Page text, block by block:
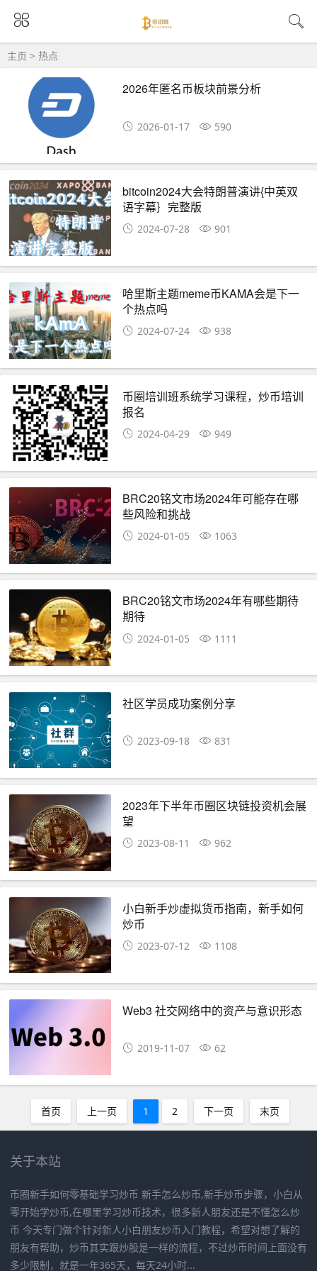
主页 > 热点
2026年匿名币板块前景分析
2026-01-17 590
bitcoin2024大会特朗普演讲{中英双
语字幕｝完整版
2024-07-28 901
哈里斯主题meme币KAMA会是下一
个热点吗
2024-07-24 938
币圈培训班系统学习课程，炒币培训
报名
2024-04-29 949
BRC20铭文市场2024年可能存在哪
些风险和挑战
2024-01-05 1063
BRC20铭文市场2024年有哪些期待
期待
2024-01-05 1111
社区学员成功案例分享
2023-09-18 831
2023年下半年币圈区块链投资机会展
望
2023-08-11 962
小白新手炒虚拟货币指南，新手如何
炒币
2023-07-12 1108
Web3 社交网络中的资产与意识形态
2019-11-07 62
首页 上一页 1 2 下一页 末页
关于本站
币圈新手如何零基础学习炒币 新手怎么炒币,新手炒币步骤，小白从
零开始学炒币,在哪里学习炒币技术，很多新人朋友还是不懂怎么炒
币 今天专门做个针对新人小白朋友炒币入门教程，希望对想了解的
朋友有帮助，炒币其实跟炒股是一样的流程，不过炒币时间上面没有
多少限制，就是一年365天，每天24小时...